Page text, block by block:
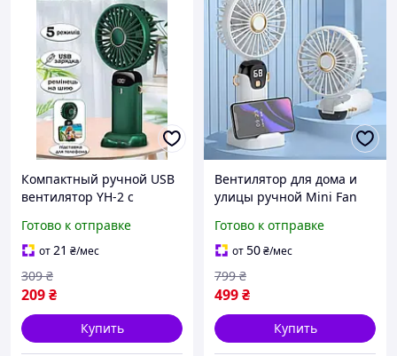
Компактный ручной USB
вентилятор YH-2 с
Зеленый 10036
Готово к отправке
от21 ₴/мес
209₴
309 ₴
Купить
Вентилятор для дома и
улицы ручной Mini Fan
вентилятор без
электричества с разными
скоростями
Готово к отправке
от50₴/мес
499₴
799 ₴
Купить